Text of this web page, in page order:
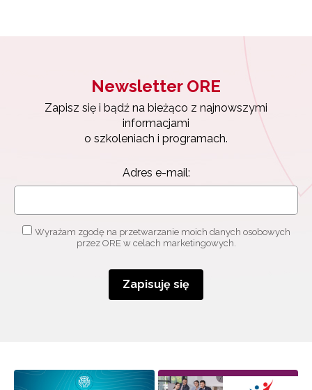
Newsletter ORE
Zapisz się i bądź na bieżąco z najnowszymi
informacjami
o szkoleniach i programach.
Adres e-mail:
Wyrażam zgodę na przetwarzanie moich danych osobowych
przez ORE w celach marketingowych.
Zapisuję się